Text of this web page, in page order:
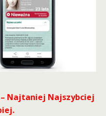
– Najtaniej Najszybciej